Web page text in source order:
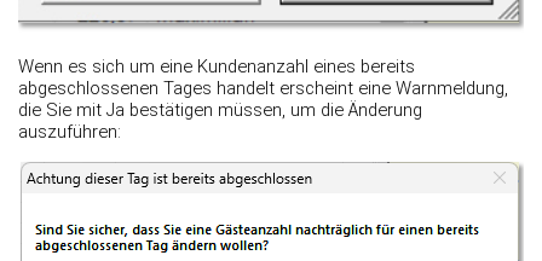
Wenn es sich um eine Kundenanzahl eines bereits
abgeschlossenen Tages handelt erscheint eine Warnmeldung,
die Sie mit Ja bestätigen müssen, um die Änderung
auszuführen: